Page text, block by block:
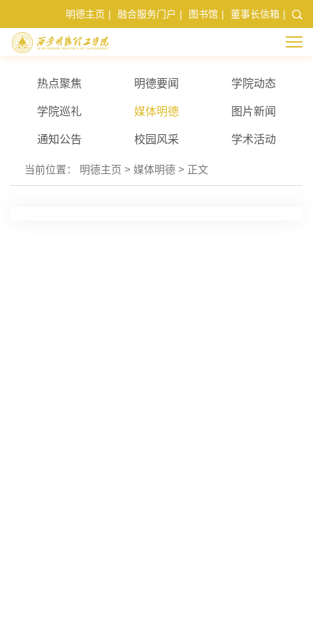
明德主页 | 融合服务门户 | 图书馆 | 董事长信箱 |
热点聚焦 明德要闻 学院动态
学院巡礼 媒体明德 图片新闻
通知公告 校园风采 学术活动
当前位置： 明德主页 > 媒体明德 > 正文